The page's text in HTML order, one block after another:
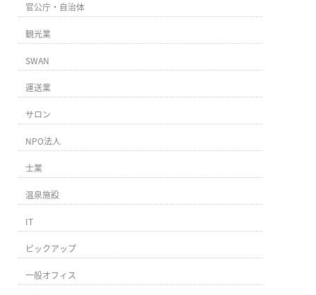
官公庁・自治体
観光業
SWAN
運送業
サロン
NPO法人
士業
温泉施設
IT
ピックアップ
一般オフィス